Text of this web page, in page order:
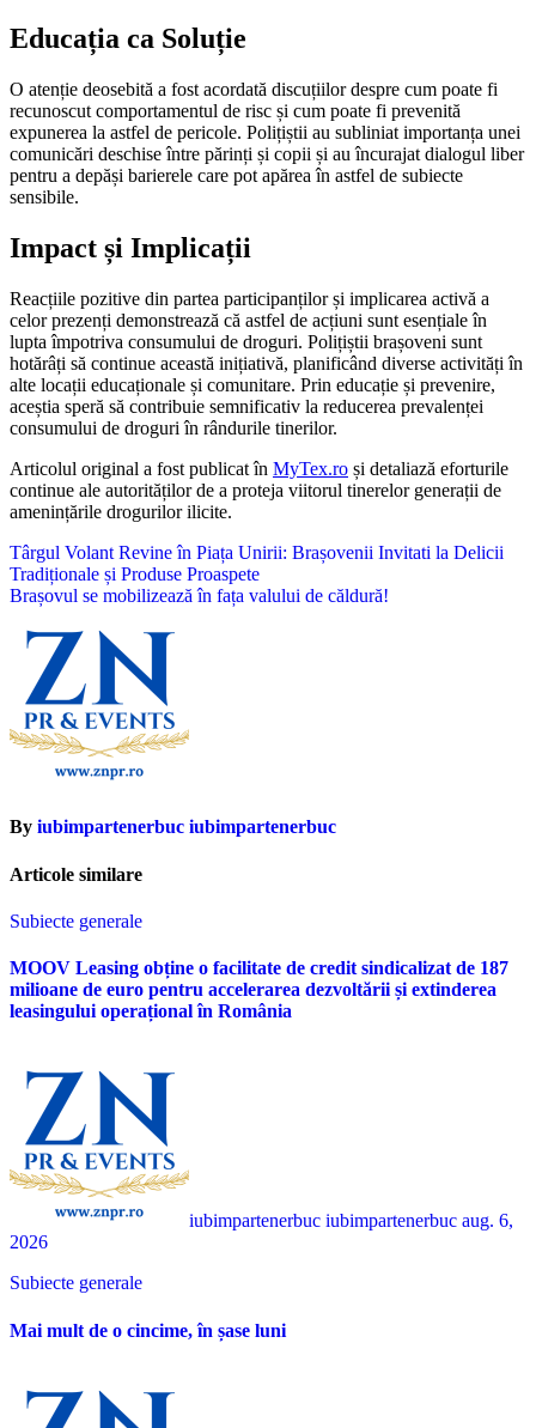
Educația ca Soluție
O atenție deosebită a fost acordată discuțiilor despre cum poate fi
recunoscut comportamentul de risc și cum poate fi prevenită
expunerea la astfel de pericole. Polițiștii au subliniat importanța unei
comunicări deschise între părinți și copii și au încurajat dialogul liber
pentru a depăși barierele care pot apărea în astfel de subiecte
sensibile.
Impact și Implicații
Reacțiile pozitive din partea participanților și implicarea activă a
celor prezenți demonstrează că astfel de acțiuni sunt esențiale în
lupta împotriva consumului de droguri. Polițiștii brașoveni sunt
hotărâți să continue această inițiativă, planificând diverse activități în
alte locații educaționale și comunitare. Prin educație și prevenire,
aceștia speră să contribuie semnificativ la reducerea prevalenței
consumului de droguri în rândurile tinerilor.
Articolul original a fost publicat în MyTex.ro și detaliază eforturile
continue ale autorităților de a proteja viitorul tinerelor generații de
amenințările drogurilor ilicite.
Navigare
în
Târgul Volant Revine în Piața Unirii: Brașovenii Invitati la Delicii
Tradiționale și Produse Proaspete
Brașovul se mobilizează în fața valului de căldură!
By iubimpartenerbuc iubimpartenerbuc
Articole similare
Subiecte generale
MOOV Leasing obține o facilitate de credit sindicalizat de 187
milioane de euro pentru accelerarea dezvoltării și extinderea
leasingului operațional în România
iubimpartenerbuc iubimpartenerbuc aug. 6,
2026
Subiecte generale
Mai mult de o cincime, în șase luni